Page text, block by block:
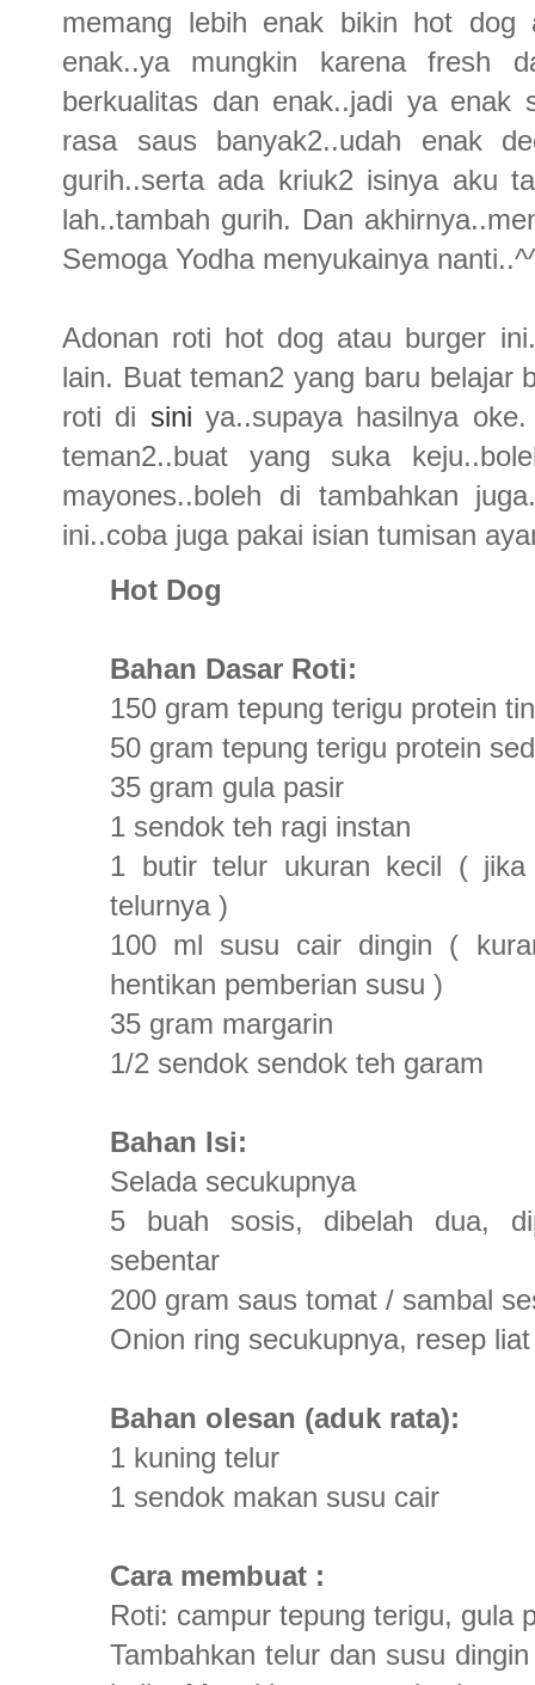
memang lebih enak bikin hot dog
enak..ya mungkin karena fresh
berkualitas dan enak..jadi ya enak
rasa saus banyak2..udah enak
gurih..serta ada kriuk2 isinya aku
lah..tambah gurih. Dan
Semoga Yodha menyukainya
Adonan roti hot dog atau burger
lain. Buat teman2 yang baru belajar
roti di siniya..supaya hasilnya
teman2..buat yang suka
mayones..boleh di tambahkan
ini..coba juga pakai isian tumisan
Hot Dog
Bahan Dasar Roti:
150 gram tepung terigu protein
50 gram tepung terigu protein
35 gram gula pasir
1 sendok teh ragi instan
1 butir telur ukuran kecil ( jika
telurnya )
100 ml susu cair dingin (
hentikan pemberian susu )
35 gram margarin
1/2 sendok sendok teh garam
Bahan Isi:
Selada secukupnya
5 buah sosis, dibelah dua,
sebentar
200 gram saus tomat / sambal
Onion ring secukupnya, resep
Bahan olesan (aduk rata):
1 kuning telur
1 sendok makan susu cair
Cara membuat :
Roti: campur tepung terigu, gula
Tambahkan telur dan susu